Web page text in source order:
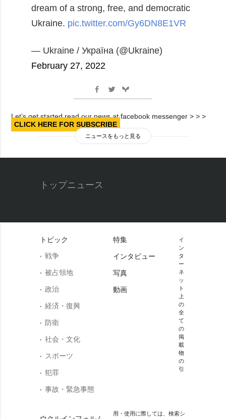
dream of a strong, free, and democratic
Ukraine. pic.twitter.com/Gy6DN8E1VR
— Ukraine / Україна (@Ukraine)
February 27, 2022
Let’s get started read our news at facebook messenger > > >
CLICK HERE FOR SUBSCRIBE
ニュースをもっと見る
トップニュース
トピック
戦争
被占領地
政治
経済・復興
防衛
社会・文化
スポーツ
犯罪
事故・緊急事態
特集
インタビュー
写真
動画
イ
ン
タ
ー
ネ
ッ
ト
上
の
全
て
の
掲
載
物
の
引
用・使用に際しては、検索シ